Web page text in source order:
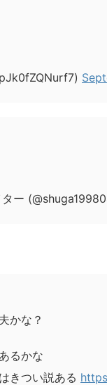
ー
かな？
るかな
きつい説ある